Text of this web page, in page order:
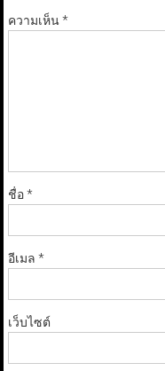
ความเห็น*
ชื่อ*
อีเมล *
เว็บไซต์